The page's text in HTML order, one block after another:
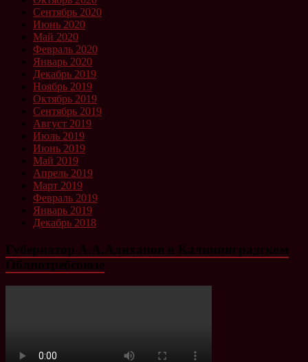
Сентябрь 2020
Июнь 2020
Май 2020
Февраль 2020
Январь 2020
Декабрь 2019
Ноябрь 2019
Октябрь 2019
Сентябрь 2019
Август 2019
Июль 2019
Июнь 2019
Май 2019
Апрель 2019
Март 2019
Февраль 2019
Январь 2019
Декабрь 2018
Губернатор А.А.Алиханов в Калининградском
Облпотребсоюзе